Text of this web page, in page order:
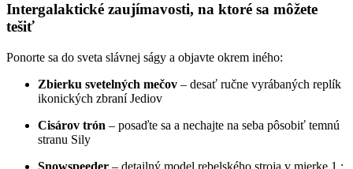
Intergalaktické zaujímavosti, na ktoré sa môžete
tešiť
Ponorte sa do sveta slávnej ságy a objavte okrem iného:
Zbierku svetelných mečov – desať ručne vyrábaných replík
ikonických zbraní Jediov
Cisárov trón – posaďte sa a nechajte na seba pôsobiť temnú
stranu Sily
Snowspeeder – detailný model rebelského stroja v mierke 1 :